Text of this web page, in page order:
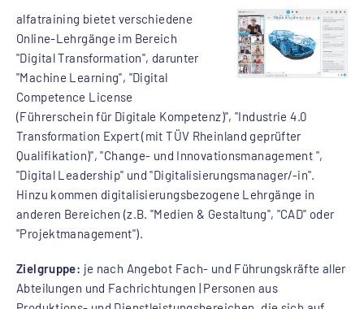
alfatraining bietet verschiedene
Online-Lehrgänge im Bereich
"Digital Transformation", darunter
"Machine Learning", "Digital
Competence License
(Führerschein für Digitale Kompetenz)", "Industrie 4.0
Transformation Expert (mit TÜV Rheinland geprüfter
Qualifikation)", "Change- und Innovationsmanagement ",
"Digital Leadership" und "Digitalisierungsmanager/-in".
Hinzu kommen digitalisierungsbezogene Lehrgänge in
anderen Bereichen (z.B. "Medien & Gestaltung", "CAD" oder
"Projektmanagement").
Zielgruppe: je nach Angebot Fach- und Führungskräfte aller
Abteilungen und Fachrichtungen | Personen aus